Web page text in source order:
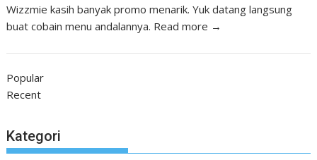
Wizzmie kasih banyak promo menarik. Yuk datang langsung
buat cobain menu andalannya. Read more →
Popular
Recent
Kategori